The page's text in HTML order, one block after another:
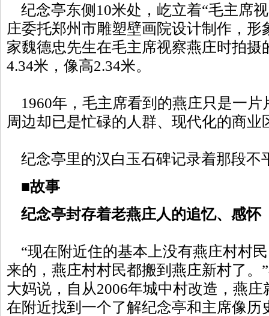
纪念亭东侧10米处，屹立着“毛主席
庄委托郑州市雕塑壁画院设计制作，
家魏德忠先生在毛主席视察燕庄时拍摄
4.34米，像高2.34米。
1960年，毛主席看到的燕庄只是一片
周边却已是忙碌的人群、现代化的商业
纪念亭里的汉白玉石碑记录着那段不
■故事
纪念亭封存着老燕庄人的追忆、感怀
“现在附近住的基本上没有燕庄村村
来的，燕庄村村民都搬到燕庄新村了。
大妈说，自从2006年城中村改造，燕
在附近找到一个了解纪念亭和主席像历